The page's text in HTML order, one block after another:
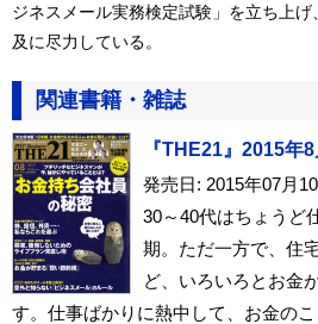
ジネスメール実務検定試験」を立ち上
及に尽力している。
関連書籍・雑誌
『THE21』2015年
発売日: 2015年07月
30～40代はちょうど
期。ただ一方で、住
ど、いろいろとお金
す。仕事ばかりに熱中して、お金の